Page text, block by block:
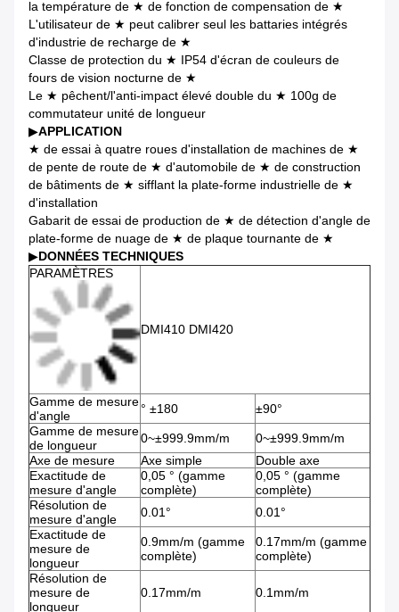
la température de ★ de fonction de compensation de ★
L'utilisateur de ★ peut calibrer seul les battaries intégrés
d'industrie de recharge de ★
Classe de protection du ★ IP54 d'écran de couleurs de
fours de vision nocturne de ★
Le ★ pêchent/l'anti-impact élevé double du ★ 100g de
commutateur unité de longueur
▶APPLICATION
★ de essai à quatre roues d'installation de machines de ★
de pente de route de ★ d'automobile de ★ de construction
de bâtiments de ★ sifflant la plate-forme industrielle de ★
d'installation
Gabarit de essai de production de ★ de détection d'angle de
plate-forme de nuage de ★ de plaque tournante de ★
▶DONNÉES TECHNIQUES
PARAMÈTRES
DMI410 DMI420
Gamme de mesure
d'angle
° ±180
±90°
Gamme de mesure
de longueur
0~±999.9mm/m
0~±999.9mm/m
Axe de mesure
Axe simple
Double axe
Exactitude de
mesure d'angle
0,05 ° (gamme
complète)
0,05 ° (gamme
complète)
Résolution de
mesure d'angle
0.01°
0.01°
Exactitude de
mesure de
longueur
0.9mm/m (gamme
complète)
0.17mm/m (gamme
complète)
Résolution de
mesure de
longueur
0.17mm/m 0.1mm/m